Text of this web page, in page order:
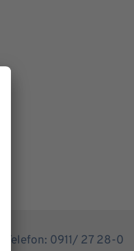
Telefon: 0911/ 27 28-0